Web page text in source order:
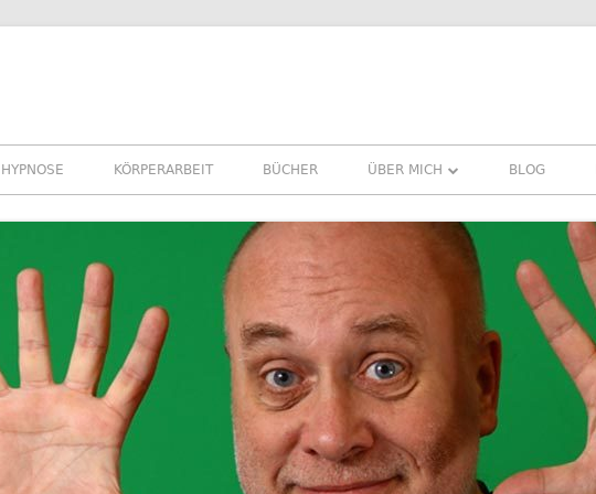
HYPNOSE KÖRPERARBEIT BÜCHER ÜBER MICH
REFERENZEN ERFAHRUNGEN UND
NEWSLETTER
BLOG